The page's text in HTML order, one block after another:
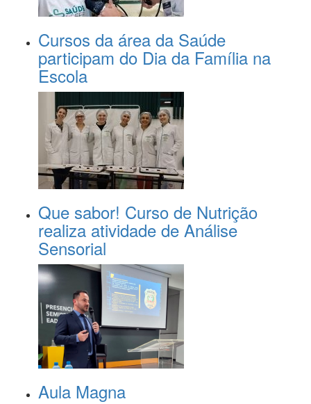
Cursos da área da Saúde
participam do Dia da Família na
Escola
Que sabor! Curso de Nutrição
realiza atividade de Análise
Sensorial
Aula Magna